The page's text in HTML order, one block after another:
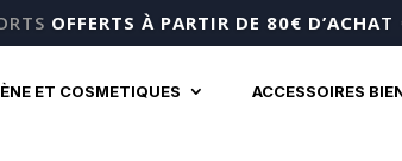
OFFERTS À PARTIR DE 80€ D’ACHAT
ET COSMETIQUES ACCESSOIRES